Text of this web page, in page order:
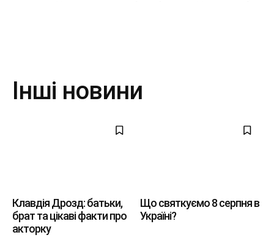
Інші новини
Клавдія Дрозд: батьки,
брат та цікаві факти про
акторку
Що святкуємо 8 серпня в
Україні?